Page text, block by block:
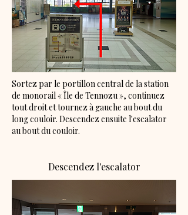
Sortez par le portillon central de la station
de monorail « Île de Tennozu », continuez
tout droit et tournez à gauche au bout du
long couloir. Descendez ensuite l'escalator
au bout du couloir.
Descendez l'escalator